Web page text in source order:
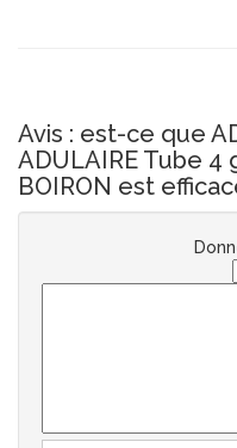
Avis : est-ce que
ADULAIRE Tube 4
BOIRON est